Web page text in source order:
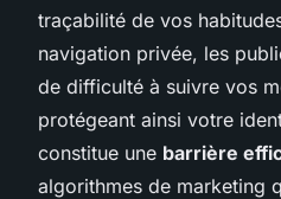
traçabilité de vos
navigation privée, les
de difficulté à suivre vos
protégeant ainsi votre
constitue une barrière
algorithmes de marketing